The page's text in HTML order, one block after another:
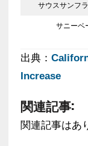
サウスサンフ
サニーベ
出典：
Increase
関連記事:
関連記事はあ